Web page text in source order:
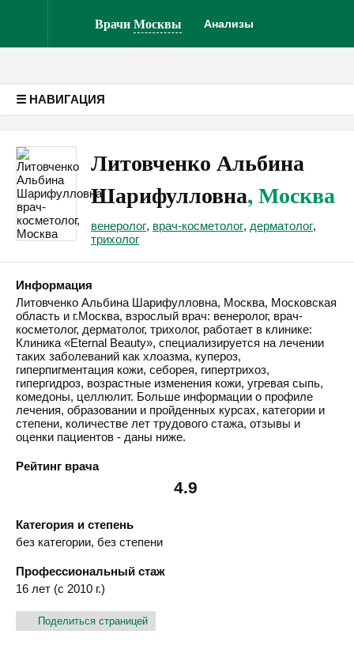
ВрачиМосквы Анализы
☰ НАВИГАЦИЯ
Литовченко Альбина
Шарифулловна, Москва
венеролог, врач-косметолог, дерматолог,
трихолог
Информация
Литовченко Альбина Шарифулловна, Москва, Московская
область и г.Москва, взрослый врач: венеролог, врач-
косметолог, дерматолог, трихолог, работает в клинике:
Клиника «Eternal Beauty», специализируется на лечении
таких заболеваний как хлоазма, купероз,
гиперпигментация кожи, себорея, гипертрихоз,
гипергидроз, возрастные изменения кожи, угревая сыпь,
комедоны, целлюлит. Больше информации о профиле
лечения, образовании и пройденных курсах, категории и
степени, количестве лет трудового стажа, отзывы и
оценки пациентов - даны ниже.
Рейтинг врача
4.9
Категория и степень
без категории, без степени
Профессиональный стаж
16 лет (с 2010 г.)
Поделиться страницей